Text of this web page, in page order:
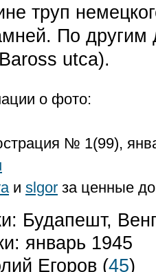
труп
По
utca).
о фото:
№ 1(99),
и slgor за ценные
Будапешт,
январь 1945
Егоров (45)